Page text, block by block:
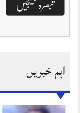
اہم خبریں